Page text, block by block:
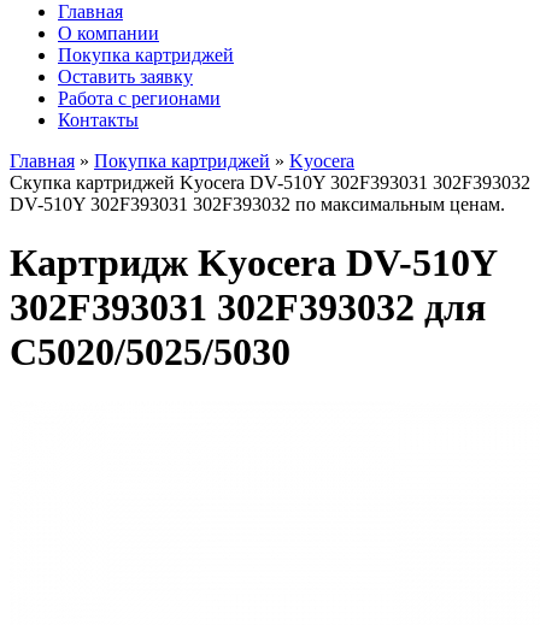
Главная
О компании
Покупка картриджей
Оставить заявку
Работа с регионами
Контакты
Главная » Покупка картриджей » Kyocera
Скупка картриджей Kyocera DV-510Y 302F393031 302F393032
DV-510Y 302F393031 302F393032 по максимальным ценам.
Картридж Kyocera DV-510Y
302F393031 302F393032 для
C5020/5025/5030